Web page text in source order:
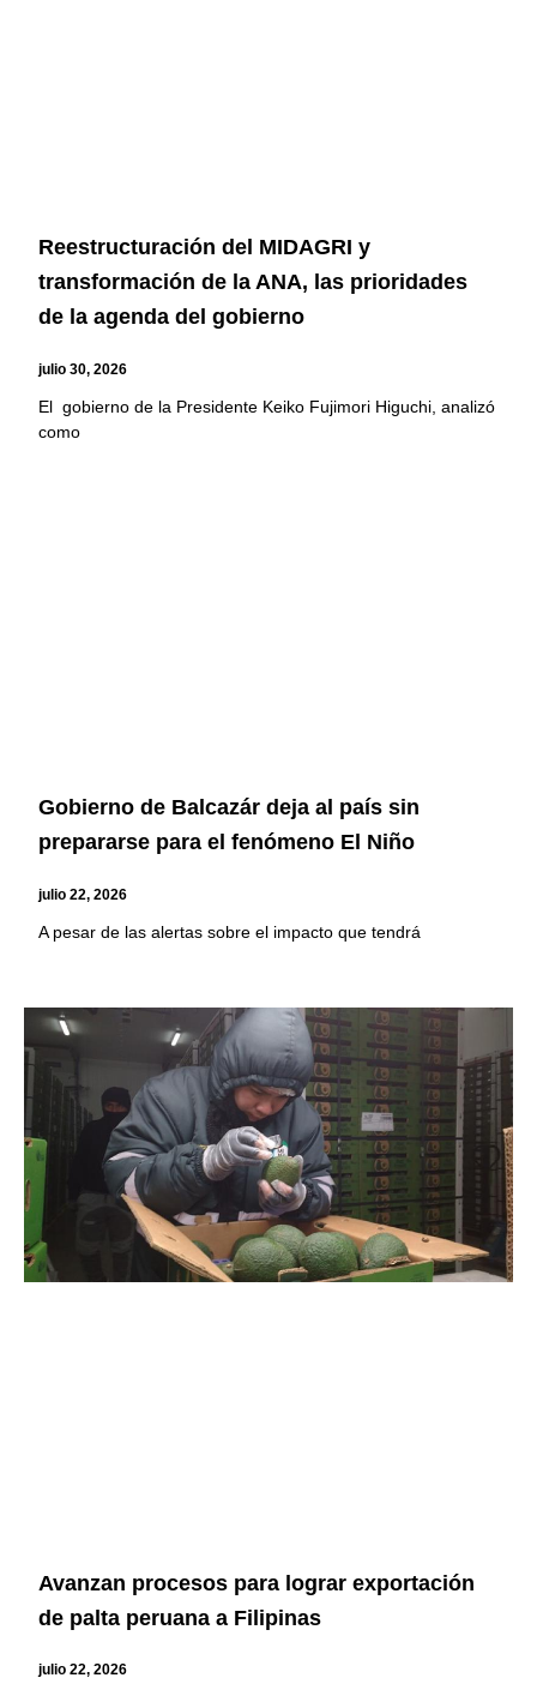
Reestructuración del MIDAGRI y
transformación de la ANA, las prioridades
de la agenda del gobierno
julio 30, 2026
El gobierno de la Presidente Keiko Fujimori Higuchi, analizó
como
Gobierno de Balcazár deja al país sin
prepararse para el fenómeno El Niño
julio 22, 2026
A pesar de las alertas sobre el impacto que tendrá
Avanzan procesos para lograr exportación
de palta peruana a Filipinas
julio 22, 2026